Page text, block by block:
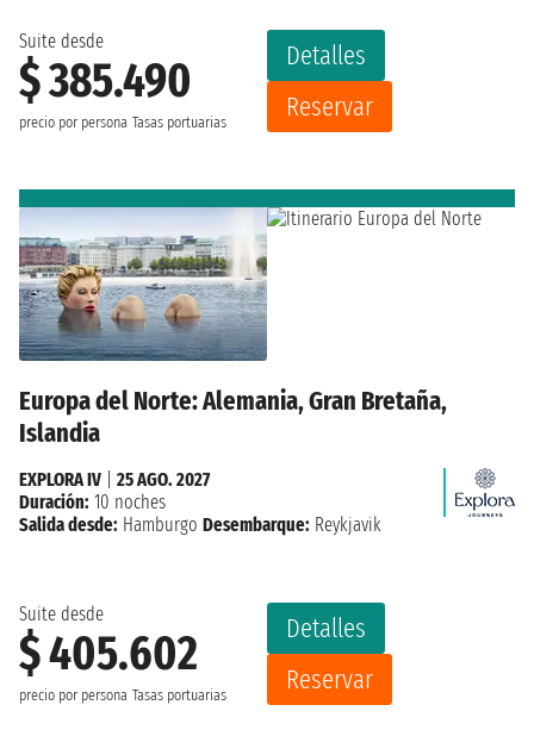
Suite desde
$ 385.490
precio por persona Tasas portuarias
Detalles
Reservar
Europa del Norte: Alemania, Gran Bretaña,
Islandia
Suite desde
$ 405.602
precio por persona Tasas portuarias
Detalles
Reservar
EXPLORA IV
25 AGO. 2027
Duración: 10 noches
Salida desde: Hamburgo Desembarque: Reykjavik